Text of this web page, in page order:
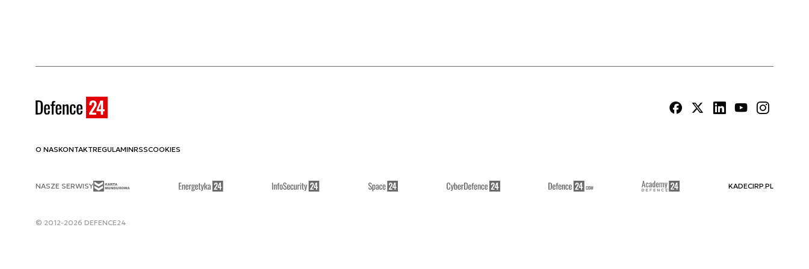
O NASKONTAKTREGULAMINRSSCOOKIES
NASZE SERWISY KADECIRP.PL
© 2012-2026 DEFENCE24